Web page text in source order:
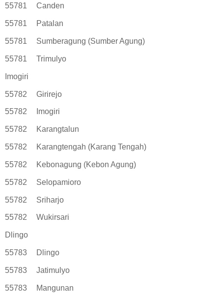
55781 Canden
55781 Patalan
55781 Sumberagung (Sumber Agung)
55781 Trimulyo
Imogiri
55782 Girirejo
55782 Imogiri
55782 Karangtalun
55782 Karangtengah (Karang Tengah)
55782 Kebonagung (Kebon Agung)
55782 Selopamioro
55782 Sriharjo
55782 Wukirsari
Dlingo
55783 Dlingo
55783 Jatimulyo
55783 Mangunan